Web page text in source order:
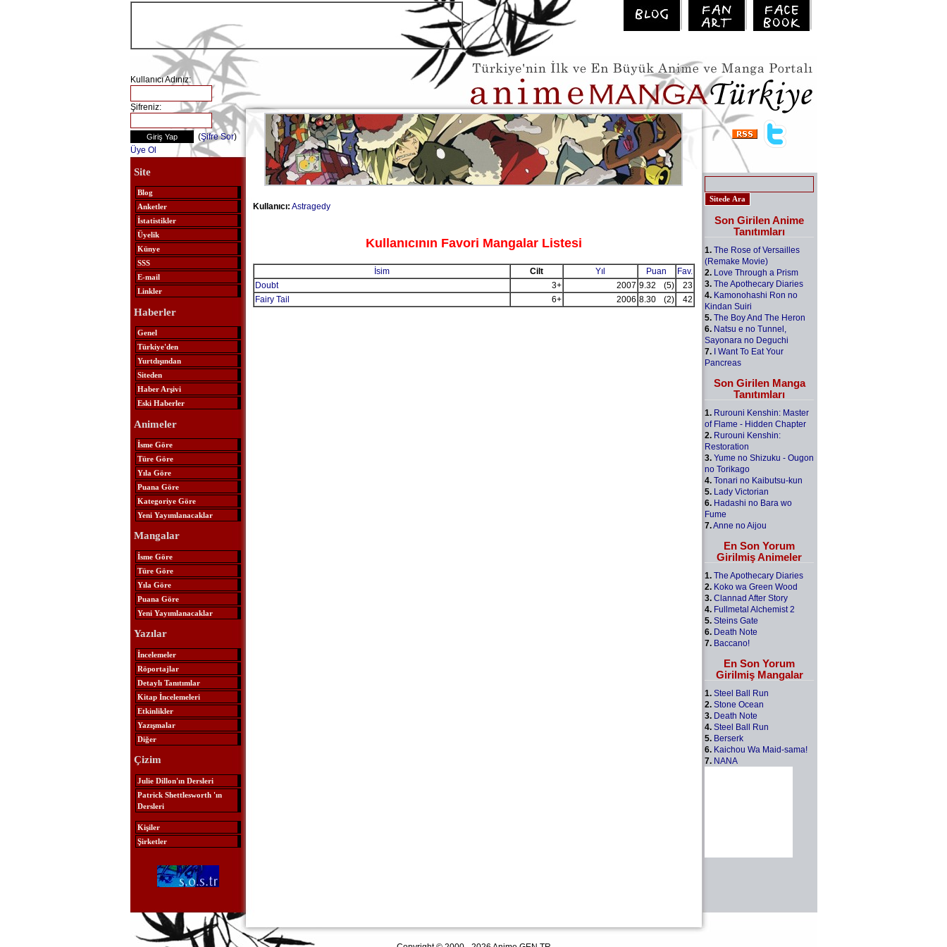
Kullanıcı Adınız:
Şifreniz:
(Şifre Sor)
Üye Ol
Site
Blog
Anketler
İstatistikler
Üyelik
Künye
SSS
E-mail
Linkler
Haberler
Genel
Türkiye'den
Yurtdışından
Siteden
Haber Arşivi
Eski Haberler
Animeler
İsme Göre
Türe Göre
Yıla Göre
Puana Göre
Kategoriye Göre
Yeni Yayımlanacaklar
Mangalar
İsme Göre
Türe Göre
Yıla Göre
Puana Göre
Yeni Yayımlanacaklar
Yazılar
İncelemeler
Röportajlar
Detaylı Tanıtımlar
Kitap İncelemeleri
Etkinlikler
Yazışmalar
Diğer
Çizim
Julie Dillon'ın Dersleri
Patrick Shettlesworth 'ın
Dersleri
Kişiler
Şirketler
Kullanıcı: Astragedy
Kullanıcının Favori Mangalar Listesi
İsim Cilt Yıl Puan
Fav.
Doubt
3+ 2007 9.32 (5)
23
Fairy Tail
6+ 2006 8.30 (2) 42
Son Girilen Anime
Tanıtımları
1. The Rose of Versailles
(Remake Movie)
2. Love Through a Prism
3. The Apothecary Diaries
4. Kamonohashi Ron no
Kindan Suiri
5. The Boy And The Heron
6. Natsu e no Tunnel,
Sayonara no Deguchi
7. I Want To Eat Your
Pancreas
Son Girilen Manga
Tanıtımları
1. Rurouni Kenshin: Master
of Flame - Hidden Chapter
2. Rurouni Kenshin:
Restoration
3. Yume no Shizuku - Ougon
no Torikago
4. Tonari no Kaibutsu-kun
5. Lady Victorian
6. Hadashi no Bara wo
Fume
7.Anne no Aijou
En Son Yorum
Girilmiş Animeler
1. The Apothecary Diaries
2. Koko wa Green Wood
3. Clannad After Story
4. Fullmetal Alchemist 2
5. Steins Gate
6. Death Note
7. Baccano!
En Son Yorum
Girilmiş Mangalar
1. Steel Ball Run
2. Stone Ocean
3. Death Note
4. Steel Ball Run
5. Berserk
6. Kaichou Wa Maid-sama!
7. NANA